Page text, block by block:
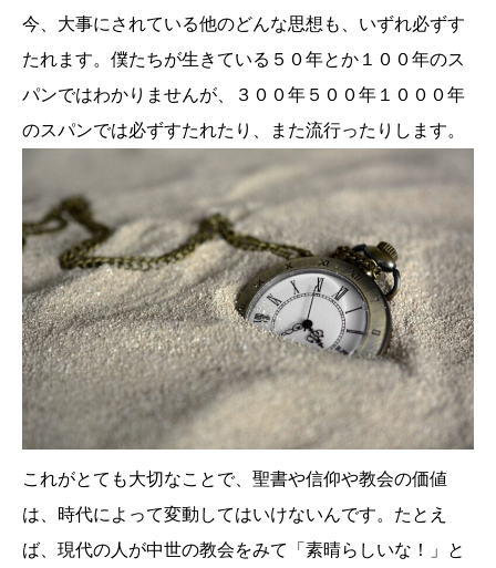
今、大事にされている他のどんな思想も、いずれ必ずす
たれます。僕たちが生きている５０年とか１００年のス
パンではわかりませんが、３００年５００年１０００年
のスパンでは必ずすたれたり、また流行ったりします。
これがとても大切なことで、聖書や信仰や教会の価値
は、時代によって変動してはいけないんです。たとえ
ば、現代の人が中世の教会をみて「素晴らしいな！」と